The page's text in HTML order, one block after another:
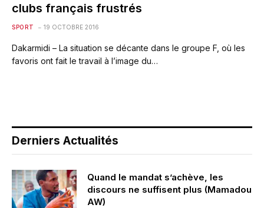
clubs français frustrés
SPORT 19 OCTOBRE 2016
Dakarmidi – La situation se décante dans le groupe F, où les
favoris ont fait le travail à l’image du…
Derniers Actualités
Quand le mandat s’achève, les
discours ne suffisent plus (Mamadou
AW)